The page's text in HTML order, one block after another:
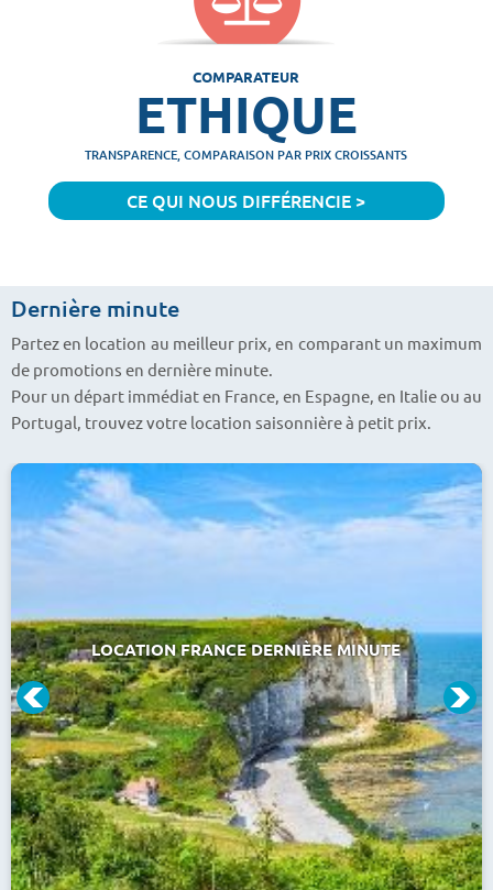
COMPARATEUR
ETHIQUE
TRANSPARENCE, COMPARAISON PAR PRIX CROISSANTS
CE QUI NOUS DIFFÉRENCIE >
Dernière minute
Partez en location au meilleur prix, en comparant un maximum
de promotions en dernière minute.
Pour un départ immédiat en France, en Espagne, en Italie ou au
Portugal, trouvez votre location saisonnière à petit prix.
LOCATION FRANCE DERNIÈRE MINUTE